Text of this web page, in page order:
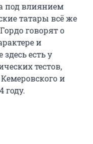
под влиянием
татары всё же
говорят о
и
есть у
тестов,
и
году.